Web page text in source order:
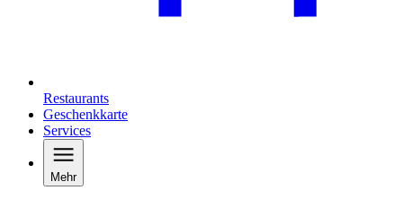
Restaurants
Geschenkkarte
Services
Mehr